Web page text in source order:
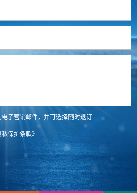
子营销邮件，并可选择随时退订
保护条款》